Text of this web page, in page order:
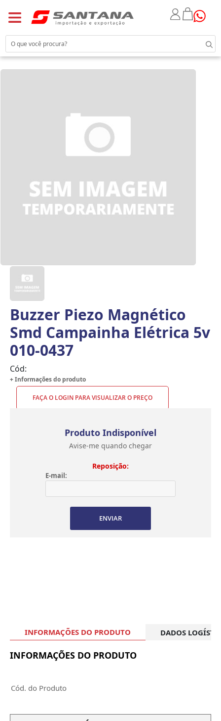
Buzzer Piezo Magnético
Smd Campainha Elétrica 5v
010-0437
Cód:
+ Informações do produto
FAÇA O LOGIN PARA VISUALIZAR O PREÇO
Produto Indisponível
Avise-me quando chegar
Reposição:
E-mail:
ENVIAR
INFORMAÇÕES DO PRODUTO DADOS
INFORMAÇÕES DO PRODUTO
Cód. do Produto